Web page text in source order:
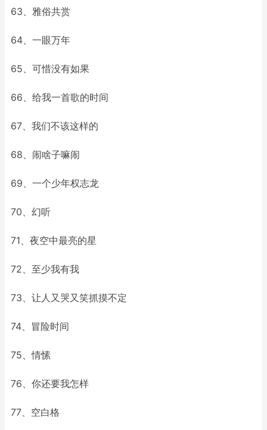
63、雅俗共赏
64、一眼万年
65、可惜没有如果
66、给我一首歌的时间
67、我们不该这样的
68、闹啥子嘛闹
69、一个少年权志龙
70、幻听
71、夜空中最亮的星ゞ
72、至少我有我
73、让人又哭又笑抓摸不定
74、冒险时间
75、情愫
76、你还要我怎样
77、空白格